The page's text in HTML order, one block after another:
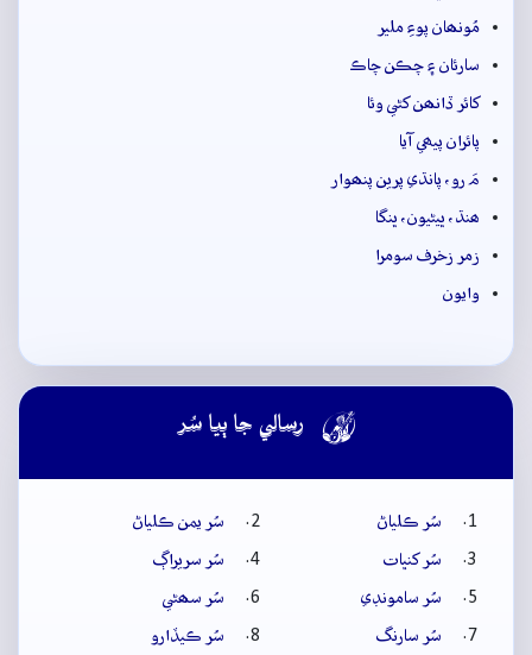
مُونھان پوءِ ملير
سارئان ۽ چڪن چاڪ
کائر ڏانھن کڻي وئا
پائران پيھي آيا
مَ رو، پانڌي پرين پنھوار
ھنڌ، ڀيڻيون، ڀنگا
زمر زخرف سومرا
وايون
 رسالي جا ٻيا سُر
سُر ڪلياڻ
سُر يمن ڪلياڻ
سُر کنڀات
سُر سريراڳ
سُر سامونڊي
سُر سھڻي
سُر سارنگ
سُر ڪيڏارو